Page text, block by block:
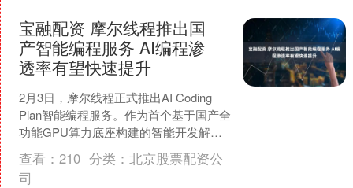
宝融配资 摩尔线程推出国
产智能编程服务 AI编程渗
透率有望快速提升
2月3日，摩尔线程正式推出AI Coding
Plan智能编程服务。作为首个基于国产全
功能GPU算力底座构建的智能开发解决
方案，该服务以MTT S5000强劲的....
查看： 210 分类： 北京股票配资公
司